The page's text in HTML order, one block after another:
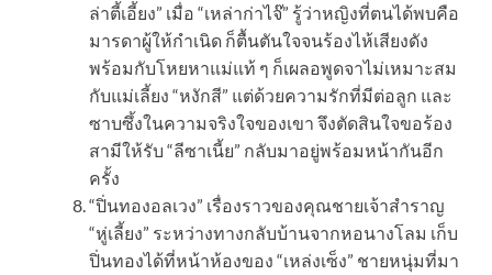
ล่าตี้เอี้ยง” เมื่อ “เหล่าก่าไจ๊” รู้ว่าหญิงที่ตนได้พบคือ
มารดาผู้ให้กำเนิด ก็ตื้นตันใจจนร้องไห้เสียงดัง
พร้อมกับโหยหาแม่แท้ ๆ ก็เผลอพูดจาไม่เหมาะสม
กับแม่เลี้ยง “หงักสี” แต่ด้วยความรักที่มีต่อลูก และ
ซาบซึ้งในความจริงใจของเขา จึงตัดสินใจขอร้อง
สามีให้รับ “ลีซาเนี้ย” กลับมาอยู่พร้อมหน้ากันอีก
ครั้ง
“ปิ่นทองอลเวง” เรื่องราวของคุณชายเจ้าสำราญ
“หู่เลี้ยง” ระหว่างทางกลับบ้านจากหอนางโลม เก็บ
ปิ่นทองได้ที่หน้าห้องของ “เหล่งเซ็ง” ชายหนุ่มที่มา